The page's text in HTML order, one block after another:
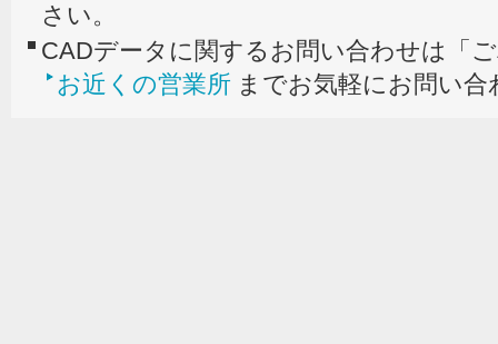
さい。
CADデータに関するお問い合わせは「
お近くの営業所 までお気軽にお問い